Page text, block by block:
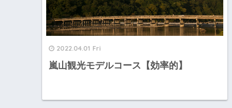
2022.04.01 Fri
嵐山観光モデルコース【効率的】